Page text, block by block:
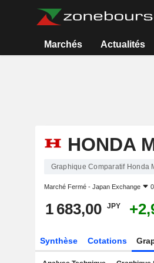
Marchés Actualités
HONDA
Graphique Comparatif Honda
Marché Fermé - Japan Exchange
1 683,00 JPY
Synthèse Cotations